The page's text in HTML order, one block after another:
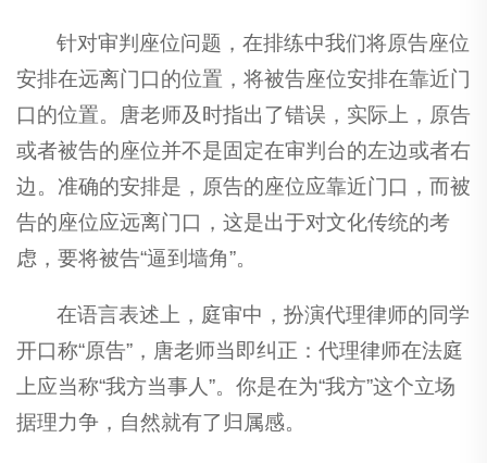
针对审判座位问题，在排练中我们将原告座位
安排在远离门口的位置，将被告座位安排在靠近门
口的位置。唐老师及时指出了错误，实际上，原告
或者被告的座位并不是固定在审判台的左边或者右
边。准确的安排是，原告的座位应靠近门口，而被
告的座位应远离门口，这是出于对文化传统的考
虑，要将被告“逼到墙角”。
在语言表述上，庭审中，扮演代理律师的同学
开口称“原告”，唐老师当即纠正：代理律师在法庭
上应当称“我方当事人”。你是在为“我方”这个立场
据理力争，自然就有了归属感。